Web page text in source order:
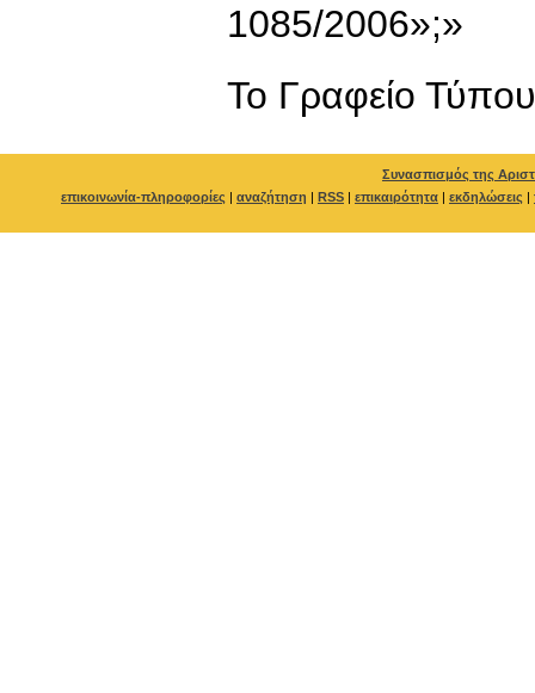
1085/2006»;»
To Γραφείο Τύπου
Συνασπισμός της
επικοινωνία-πληροφορίες | αναζήτηση | RSS | επικαιρότητα | εκδηλώσεις |